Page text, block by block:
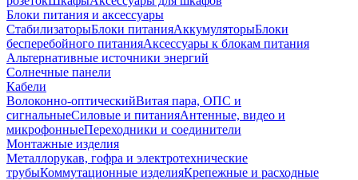
Блоки питания и аксессуары
СтабилизаторыБлоки питанияАккумуляторыБлоки
бесперебойного питанияАксессуары к блокам питания
Альтернативные источники энергий
Солнечные панели
Кабели
Волоконно-оптическийВитая пара, ОПС и
сигнальныеСиловые и питанияАнтенные, видео и
микрофонныеПереходники и соединители
Монтажные изделия
Металлорукав, гофра и электротехнические
трубыКоммутационные изделияКрепежные и расходные